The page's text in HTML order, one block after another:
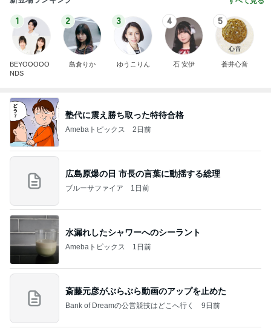
1
BEYOOOOO
NDS
2
島倉りか
3
ゆうこりん
4
石 安伊
5
蒼井心音
塾代に震え勝ち取った特待合格
Amebaトピックス 2日前
広島原爆の日 市長の言葉に動揺する総理
ブルーサファイア 1日前
水漏れしたシャワーへのシーラント
Amebaトピックス 1日前
斎藤元彦がぶらぶら動画のアップを止めた
Bank of Dreamの公営競技はどこへ行く 9日前